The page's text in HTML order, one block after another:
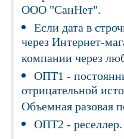
ООО "СанНет".
Если дата в
через Интернет-
компании через
ОПТ1 -
отрицательной
Объемная разовая
ОПТ2 -